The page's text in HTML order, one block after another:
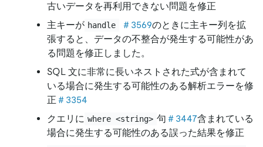
古いデータを再利用できない問題を修正
主キーが handle ＃3569のときに主キー列を拡
張すると、データの不整合が発生する可能性があ
る問題を修正しました。
SQL 文に非常に長いネストされた式が含まれて
いる場合に発生する可能性のある解析エラーを修
正 ＃3354
クエリに where <string> 句 ＃3447含まれている
場合に発生する可能性のある誤った結果を修正